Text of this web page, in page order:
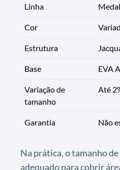
Linha
Cor
Estrutura
Base EVA
Variação de
tamanho
Até
Garantia Não
Na prática, o tamanho
adequado para cobrir